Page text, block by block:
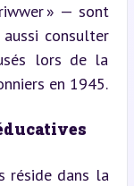
» — sont
consulter
lors de la
en 1945.
réside dans la